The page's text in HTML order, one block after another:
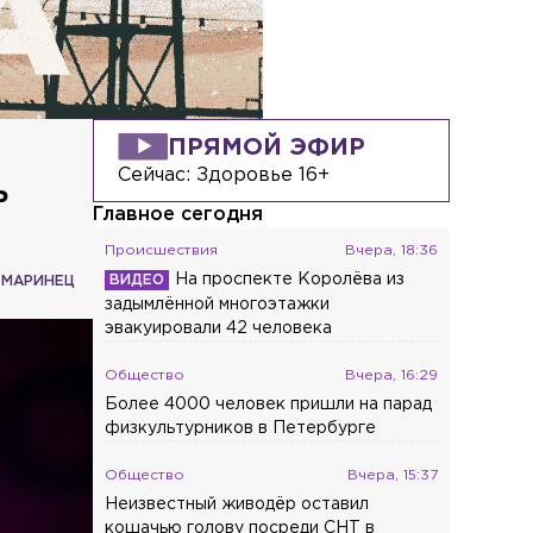
ПРЯМОЙ ЭФИР
Сейчас: Здоровье 16+
Главное сегодня
Происшествия Вчера, 18:36
На проспекте Королёва из
задымлённой многоэтажки
эвакуировали 42 человека
Общество Вчера, 16:29
Более 4000 человек пришли на парад
физкультурников в Петербурге
Общество Вчера, 15:37
Неизвестный живодёр оставил
кошачью голову посреди СНТ в